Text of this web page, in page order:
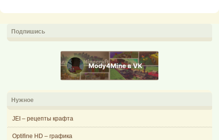
Подпишись
Mody4Mine в VK
Нужное
JEI – рецепты крафта
Optifine HD – графика